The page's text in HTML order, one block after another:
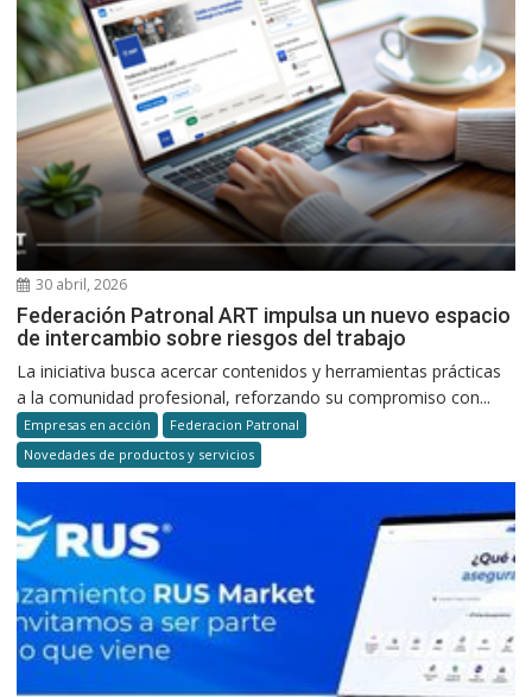
30 abril, 2026
Federación Patronal ART impulsa un nuevo espacio
de intercambio sobre riesgos del trabajo
La iniciativa busca acercar contenidos y herramientas prácticas
a la comunidad profesional, reforzando su compromiso con...
Empresas en acción
Federacion Patronal
Novedades de productos y servicios